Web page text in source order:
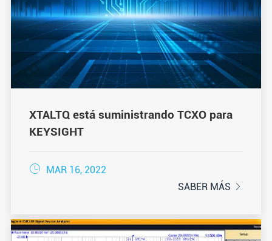
XTALTQ está suministrando TCXO para
KEYSIGHT

MAR 16, 2022
SABER MÁS
